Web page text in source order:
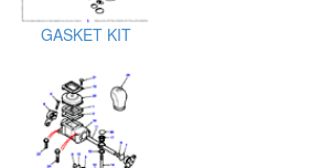
GASKET KIT